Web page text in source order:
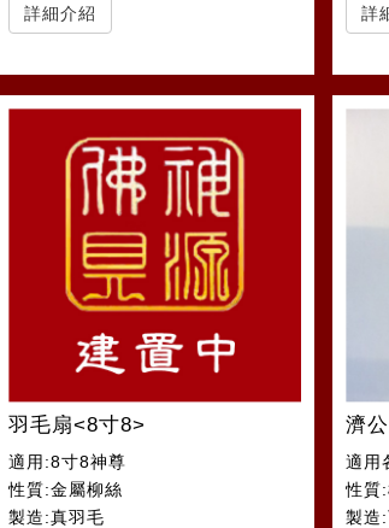
詳細介紹 詳
羽毛扇<8寸8>
適用:8寸8神尊
性質:金屬柳絲
製造:真羽毛
濟
適用
性質
製造